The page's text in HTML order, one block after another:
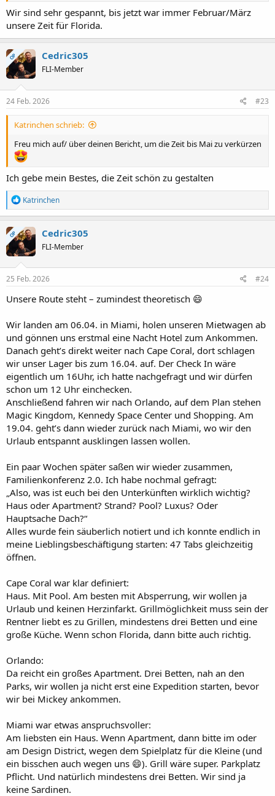
Wir sind sehr gespannt, bis jetzt war immer Februar/März
unsere Zeit für Florida.
OP Cedric305
FLI-Member
24 Feb. 2026 #23
Katrinchen schrieb:
Freu mich auf/ über deinen Bericht, um die Zeit bis Mai zu verkürzen
Ich gebe mein Bestes, die Zeit schön zu gestalten
R
e
a
k
t
i
o
n
e
:
Katrinchen
OP Cedric305
FLI-Member
25 Feb. 2026 #24
Unsere Route steht – zumindest theoretisch 😄
Wir landen am 06.04. in Miami, holen unseren Mietwagen ab
und gönnen uns erstmal eine Nacht Hotel zum Ankommen.
Danach geht’s direkt weiter nach Cape Coral, dort schlagen
wir unser Lager bis zum 16.04. auf. Der Check In wäre
eigentlich um 16Uhr, ich hatte nachgefragt und wir dürfen
schon um 12 Uhr einchecken.
Anschließend fahren wir nach Orlando, auf dem Plan stehen
Magic Kingdom, Kennedy Space Center und Shopping. Am
19.04. geht’s dann wieder zurück nach Miami, wo wir den
Urlaub entspannt ausklingen lassen wollen.
Ein paar Wochen später saßen wir wieder zusammen,
Familienkonferenz 2.0. Ich habe nochmal gefragt:
„Also, was ist euch bei den Unterkünften wirklich wichtig?
Haus oder Apartment? Strand? Pool? Luxus? Oder
Hauptsache Dach?“
Alles wurde fein säuberlich notiert und ich konnte endlich in
meine Lieblingsbeschäftigung starten: 47 Tabs gleichzeitig
öffnen.
Cape Coral war klar definiert:
Haus. Mit Pool. Am besten mit Absperrung, wir wollen ja
Urlaub und keinen Herzinfarkt. Grillmöglichkeit muss sein der
Rentner liebt es zu Grillen, mindestens drei Betten und eine
große Küche. Wenn schon Florida, dann bitte auch richtig.
Orlando:
Da reicht ein großes Apartment. Drei Betten, nah an den
Parks, wir wollen ja nicht erst eine Expedition starten, bevor
wir bei Mickey ankommen.
Miami war etwas anspruchsvoller:
Am liebsten ein Haus. Wenn Apartment, dann bitte im oder
am Design District, wegen dem Spielplatz für die Kleine (und
ein bisschen auch wegen uns 😄). Grill wäre super. Parkplatz
Pflicht. Und natürlich mindestens drei Betten. Wir sind ja
keine Sardinen.